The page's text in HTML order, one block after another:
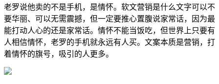
老罗说他卖的不是手机，是情怀。软文营销是什么文字可以不
要华丽、可以无需震撼，但一定要推心置腹说家常话，因为最
能打动人心的还是家常话。情怀不能当饭吃，但世界上只要有
人相信情怀，老罗的手机就永远有人买。文案本质是营销，打
着情怀的旗号，吸引的人更多。